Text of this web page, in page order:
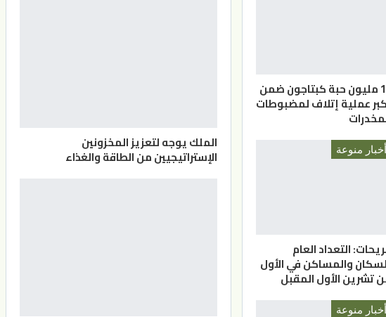
17 مليون حبة كبتاجون ضمن
عملية إتلاف لمضبوطات
أخبار منوعة
التعداد العام
والمساكن في الأول
تشرين الأول المقبل
أخبار منوعة
الملك يوجه لتعزيز المخزونين
الإستراتيجيين من الطاقة والغذاء